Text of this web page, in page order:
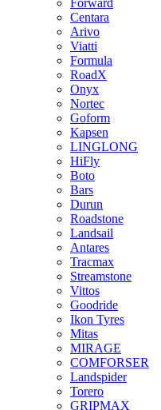
Forward
Centara
Arivo
Viatti
Formula
RoadX
Onyx
Nortec
Goform
Kapsen
LINGLONG
HiFly
Boto
Bars
Durun
Roadstone
Landsail
Antares
Tracmax
Streamstone
Vittos
Goodride
Ikon Tyres
Mitas
MIRAGE
COMFORSER
Landspider
Torero
GRIPMAX